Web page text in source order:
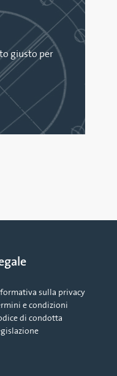
giusto per
sulla privacy
e condizioni
di condotta